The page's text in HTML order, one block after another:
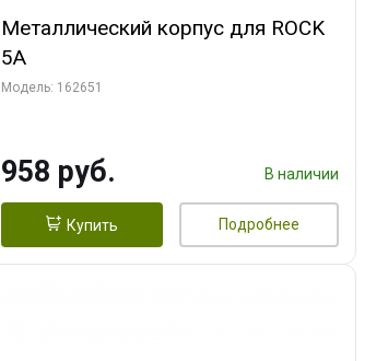
Металлический корпус для ROCK
5A
Модель: 162651
958 руб. В наличии
Купить Подробнее